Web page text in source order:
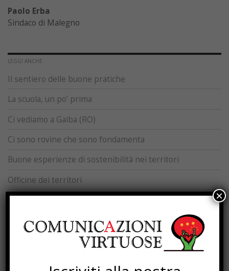
Paolo Erba
Sindaco di Malegno
LEGGI ANCHE
Il sentiero delle buone pratiche
La scuola, un po’ prima
Ci vediamo a Gaiba (RO)
Ci sono rovine che sono fondamenta
Buone esperienze di sostenibilità nei territori
Officine dei territori
Mosaico Abitativo Solidale
Processi di rigenerazione
×